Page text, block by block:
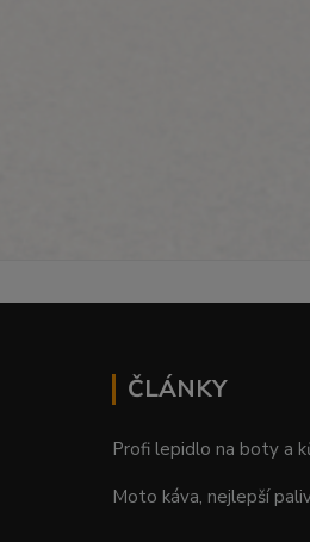
ČLÁNKY
Profi lepidlo na boty a
Moto káva, nejlepší